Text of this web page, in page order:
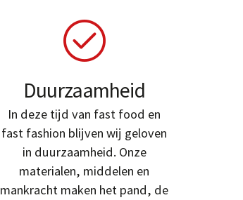
Duurzaamheid
In deze tijd van fast food en
fast fashion blijven wij geloven
in duurzaamheid. Onze
materialen, middelen en
mankracht maken het pand, de